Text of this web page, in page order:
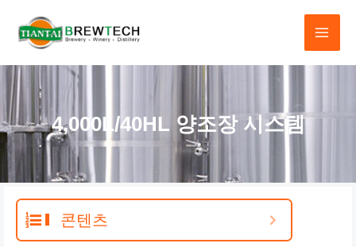
로
건
너
기
4,000L/40HL 양조장 시스템
콘텐츠